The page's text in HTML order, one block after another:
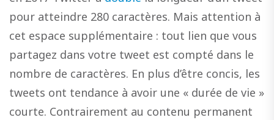
pour atteindre 280 caractères. Mais attention à
cet espace supplémentaire : tout lien que vous
partagez dans votre tweet est compté dans le
nombre de caractères. En plus d’être concis, les
tweets ont tendance à avoir une « durée de vie »
courte. Contrairement au contenu permanent